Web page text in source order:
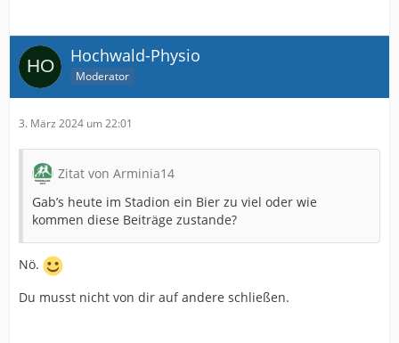
Hochwald-Physio
Moderator
3. März 2024 um 22:01
Zitat von Arminia14
Gab’s heute im Stadion ein Bier zu viel oder wie
kommen diese Beiträge zustande?
Nö.
Du musst nicht von dir auf andere schließen.